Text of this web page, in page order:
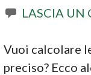
LASCIA UN
Vuoi calcolare
preciso? Ecco